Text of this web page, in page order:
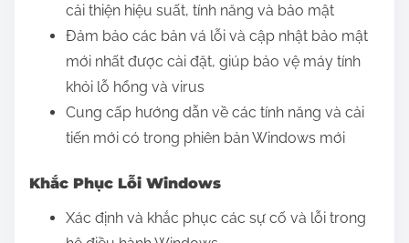
cải thiện hiệu suất, tính năng và bảo mật
Đảm bảo các bản vá lỗi và cập nhật bảo mật
mới nhất được cài đặt, giúp bảo vệ máy tính
khỏi lỗ hổng và virus
Cung cấp hướng dẫn về các tính năng và cải
tiến mới có trong phiên bản Windows mới
Khắc Phục Lỗi Windows
Xác định và khắc phục các sự cố và lỗi trong